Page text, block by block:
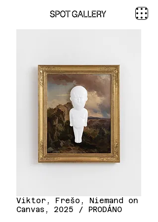
Viktor, Frešo, Niemand on
Canvas, 2025 / PRODÁNO